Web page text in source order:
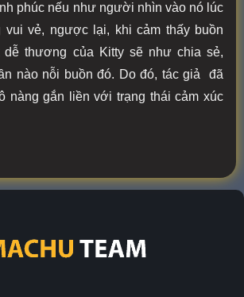
phúc nếu như người nhìn vào nó lúc
vui vẻ, ngược lại, khi cảm thấy buồn
dễ thương của Kitty sẽ như chia sẻ,
nào nỗi buồn đó. Do đó, tác giả đã
nàng gắn liền với trạng thái cảm xúc